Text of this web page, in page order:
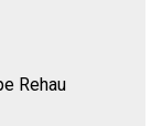
Rehau